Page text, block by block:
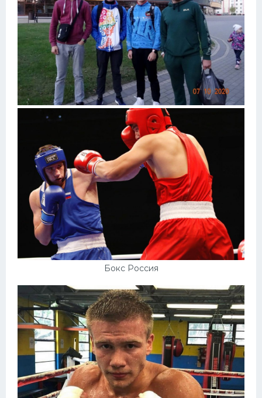
Бокс Россия